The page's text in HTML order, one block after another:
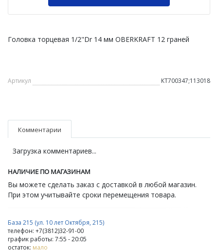
Головка торцевая 1/2"Dr 14 мм OBERKRAFT 12 граней
Артикул КТ700347;113018
Комментарии
Загрузка комментариев...
НАЛИЧИЕ ПО МАГАЗИНАМ
Вы можете сделать заказ с доставкой в любой магазин.
При этом учитывайте сроки перемещения товара.
База 215 (ул. 10 лет Октября, 215)
телефон: +7(3812)32-91-00
график работы: 7:55 - 20:05
остаток: мало